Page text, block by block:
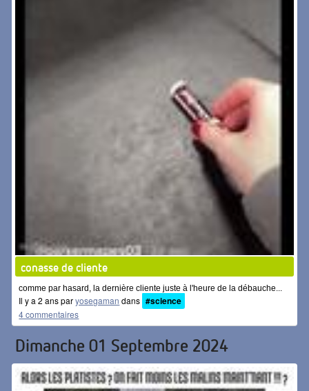
conasse de cliente
comme par hasard, la dernière cliente juste à l'heure de la débauche...
Il y a 2 ans paryosegaman dans #science
4 commentaires
Dimanche 01 Septembre 2024